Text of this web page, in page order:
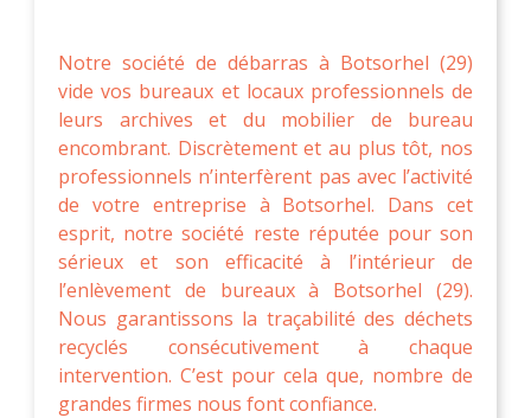
Notre société de débarras à Botsorhel (29)
vide vos bureaux et locaux professionnels de
leurs archives et du mobilier de bureau
encombrant. Discrètement et au plus tôt, nos
professionnels n’interfèrent pas avec l’activité
de votre entreprise à Botsorhel. Dans cet
esprit, notre société reste réputée pour son
sérieux et son efficacité à l’intérieur de
l’enlèvement de bureaux à Botsorhel (29).
Nous garantissons la traçabilité des déchets
recyclés consécutivement à chaque
intervention. C’est pour cela que, nombre de
grandes firmes nous font confiance.